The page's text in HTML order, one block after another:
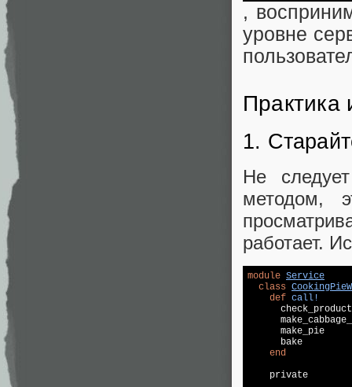
,
уровне
Практика
1.
Не
методом,
работает.
module Service
class
def call!
      make_pie
      bake
end
    private